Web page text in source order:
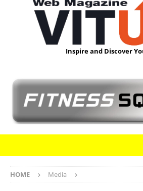
Inspire and Discover
HOME Media